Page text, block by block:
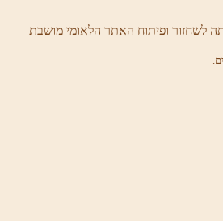
לשחזור ופיתוח האתר הלאומי מושבת